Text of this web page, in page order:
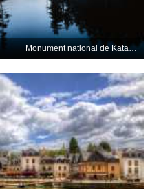
Monument national de Katahdin, Maine, États-Unis